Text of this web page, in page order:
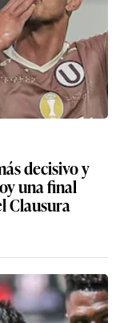
decisivo y
una final
Clausura